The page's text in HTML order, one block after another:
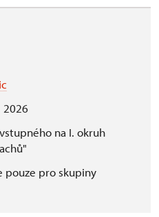
2026
na I. okruh
pouze pro skupiny